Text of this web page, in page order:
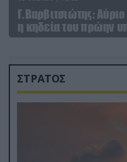
Γ.Βαρβιτσιώτης:
η κηδεία του πρώην
ΣΤΡΑΤΟΣ